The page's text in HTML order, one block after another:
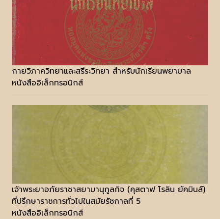
กายวิภาควิทยาและสรีระวิทยา สำหรับนักเรียนพยาบาล
หนังสืออิเล็กทรอนิกส์
เจ้าพระยาอภัยราชาสยามานุกูลกิจ (คุสตาฟ โรลิน ยัคมินส์)
ที่ปรึกษาราชการทั่วไปในสมัยรัชกาลที่ 5
หนังสืออิเล็กทรอนิกส์